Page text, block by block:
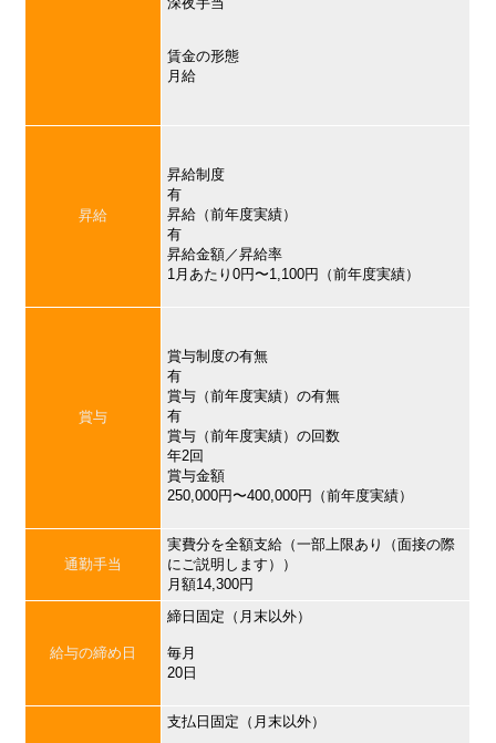
賃金の形態
月給
昇給
昇給制度
有
昇給（前年度実績）
有
昇給金額／昇給率
1月あたり0円〜1,100円（前年度実績）
賞与
賞与制度の有無
有
賞与（前年度実績）の有無
有
賞与（前年度実績）の回数
年2回
賞与金額
250,000円〜400,000円（前年度実績）
通勤手当
実費分を全額支給（一部上限あり（面接の際
にご説明します））
月額14,300円
給与の締め日
締日固定（月末以外）
毎月
20日
支払日固定（月末以外）